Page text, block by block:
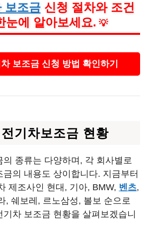
보조금신청 절차와 조건
눈에 알아보세요. 💡
보조금 신청 방법 확인하기
기차보조금 현황
의 종류는 다양하며, 각 회사별로
금의 내용도 상이합니다. 지금부터
제조사인 현대, 기아, BMW, 벤츠,
, 쉐보레, 르노삼성, 볼보 순으로
기차 보조금 현황을 살펴보겠습니